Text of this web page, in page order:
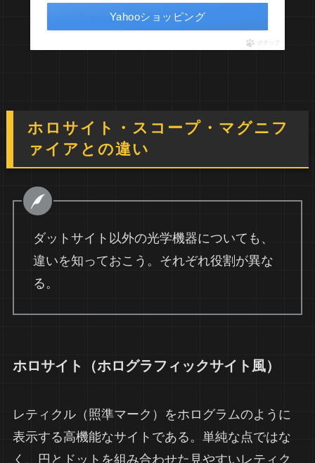
Yahooショッピング
ポチップ
ホロサイト・スコープ・マグニフ
ァイアとの違い
ダットサイト以外の光学機器についても、
違いを知っておこう。それぞれ役割が異な
る。
ホロサイト（ホログラフィックサイト風）
レティクル（照準マーク）をホログラムのように
表示する高機能なサイトである。単純な点ではな
く、円とドットを組み合わせた見やすいレティク